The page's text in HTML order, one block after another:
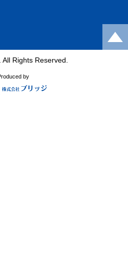
Rights Reserved.
by